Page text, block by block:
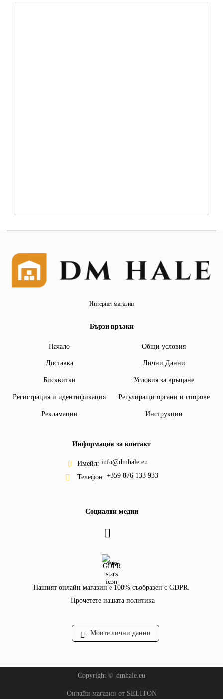
Интернет магазин
Бързи връзки
Начало Общи условия
Доставка Лични Данни
Бисквитки Условия за връщане
Регистрация и идентификация Регулиращи органи и спорове
Рекламации Инструкции
Информация за контакт
Имейл: info@dmhale.eu
Телефон: +359 876 133 933
Социални медии
GDPR
Нашият онлайн магазин е 100% съобразен с GDPR.
Прочетете нашата политика
Моите лични данни
Copyright © dmhale.eu
Онлайн магазин от SELITON